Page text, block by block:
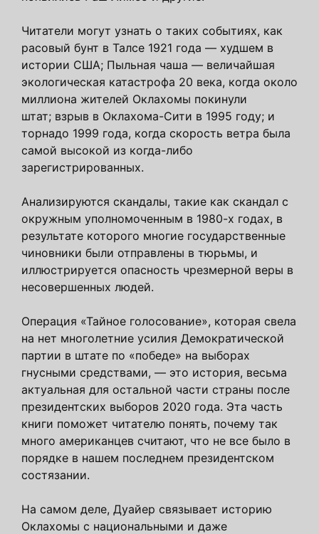
Читатели могут узнать о таких событиях, как
расовый бунт в Талсе 1921 года — худшем в
истории США; Пыльная чаша — величайшая
экологическая катастрофа 20 века, когда около
миллиона жителей Оклахомы покинули
штат; взрыв в Оклахома-Сити в 1995 году; и
торнадо 1999 года, когда скорость ветра была
самой высокой из когда-либо
зарегистрированных.
Анализируются скандалы, такие как скандал с
окружным уполномоченным в 1980-х годах, в
результате которого многие государственные
чиновники были отправлены в тюрьмы, и
иллюстрируется опасность чрезмерной веры в
несовершенных людей.
Операция «Тайное голосование», которая свела
на нет многолетние усилия Демократической
партии в штате по «победе» на выборах
гнусными средствами, — это история, весьма
актуальная для остальной части страны после
президентских выборов 2020 года. Эта часть
книги поможет читателю понять, почему так
много американцев считают, что не все было в
порядке в нашем последнем президентском
состязании.
На самом деле, Дуайер связывает историю
Оклахомы с национальными и даже